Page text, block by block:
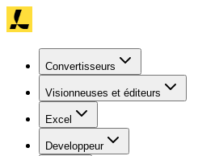
Convertisseurs
Visionneuses et éditeurs
Excel
Developpeur